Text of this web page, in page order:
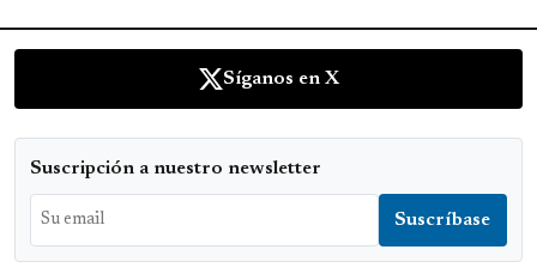
Síganos en X
Suscripción a nuestro newsletter